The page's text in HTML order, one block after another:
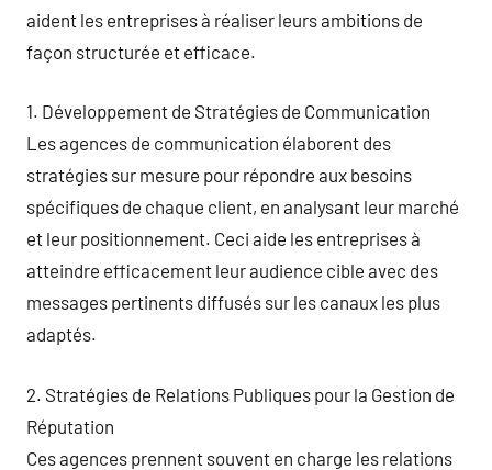
aident les entreprises à réaliser leurs ambitions de
façon structurée et efficace.
1. Développement de Stratégies de Communication
Les agences de communication élaborent des
stratégies sur mesure pour répondre aux besoins
spécifiques de chaque client, en analysant leur marché
et leur positionnement. Ceci aide les entreprises à
atteindre efficacement leur audience cible avec des
messages pertinents diffusés sur les canaux les plus
adaptés.
2. Stratégies de Relations Publiques pour la Gestion de
Réputation
Ces agences prennent souvent en charge les relations